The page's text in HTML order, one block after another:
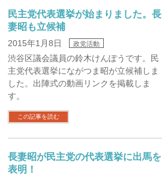
民主党代表選挙が始まりました。長
妻昭も立候補
2015年1月8日 政党活動
渋谷区議会議員の鈴木けんぽうです。民
主党代表選挙にながつま昭が立候補しま
した。出陣式の動画リンクを掲載しま
す。
この記事を読む
長妻昭が民主党の代表選挙に出馬を
表明！